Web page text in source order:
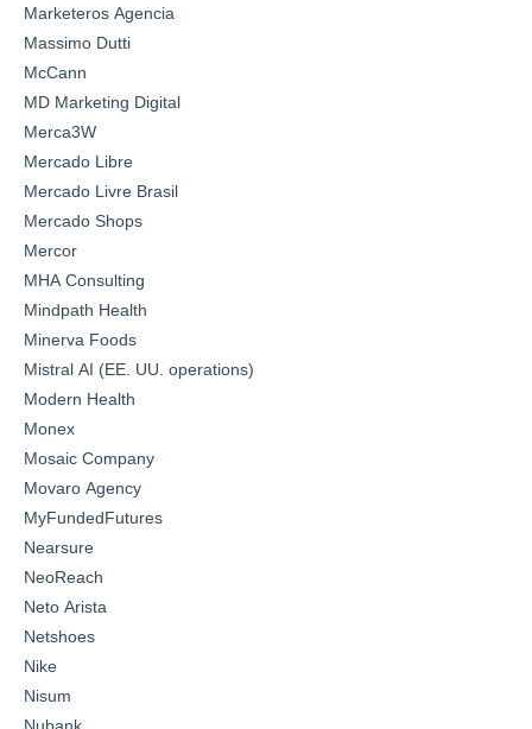
Marketeros Agencia
Massimo Dutti
McCann
MD Marketing Digital
Merca3W
Mercado Libre
Mercado Livre Brasil
Mercado Shops
Mercor
MHA Consulting
Mindpath Health
Minerva Foods
Mistral AI (EE. UU. operations)
Modern Health
Monex
Mosaic Company
Movaro Agency
MyFundedFutures
Nearsure
NeoReach
Neto Arista
Netshoes
Nike
Nisum